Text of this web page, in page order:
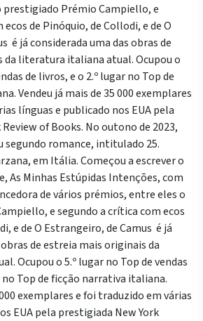
Prémio Campiello, e
de Pinóquio, de Collodi, e de O
 é já considerada uma das obras de
da literatura italiana atual. Ocupou o
de livros, e o 2.º lugar no Top de
Vendeu já mais de 35 000 exemplares
línguas e publicado nos EUA pela
of Books. No outono de 2023,
segundo romance, intitulado 25.
em Itália. Começou a escrever o
As Minhas Estúpidas Intenções, com
de vários prémios, entre eles o
e segundo a crítica com ecos
e de O Estrangeiro, de Camus  é já
de estreia mais originais da
Ocupou o 5.º lugar no Top de vendas
no Top de ficção narrativa italiana.
exemplares e foi traduzido em várias
EUA pela prestigiada New York